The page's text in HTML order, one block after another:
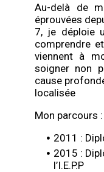
Au-delà de
éprouvées
7, je déploie
comprendre
viennent à
soigner non
cause
localisée
Mon parcours :
2011 :
2015 :
l’I.E.P.P